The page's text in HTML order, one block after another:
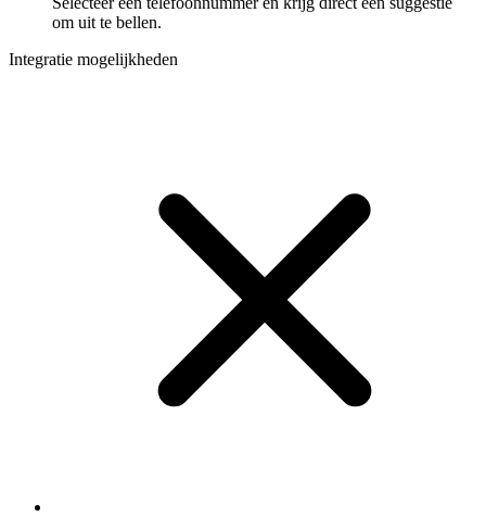
om uit te bellen.
Integratie mogelijkheden